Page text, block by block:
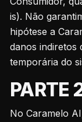
is). Não
hipótese a
danos indiretos
temporária do
PARTE
No Caramelo